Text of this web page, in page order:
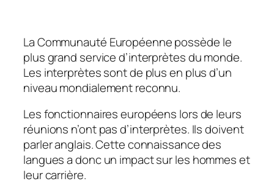
La Communauté Européenne possède le
plus grand service d’interprètes du monde.
Les interprètes sont de plus en plus d’un
niveau mondialement reconnu.
Les fonctionnaires européens lors de leurs
réunions n’ont pas d’interprètes. Ils doivent
parler anglais. Cette connaissance des
langues a donc un impact sur les hommes et
leur carrière.